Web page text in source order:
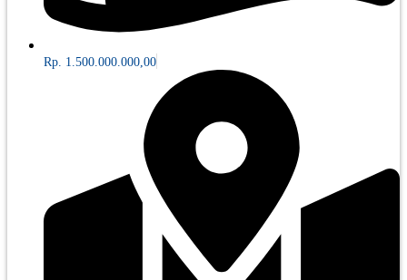
Rp. 1.500.000.000,00